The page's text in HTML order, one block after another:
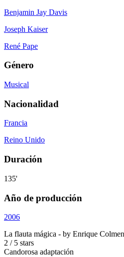
Benjamin Jay Davis
Joseph Kaiser
René Pape
Género
Musical
Nacionalidad
Francia
Reino Unido
Duración
135'
Año de producción
2006
La flauta mágica - by Enrique
2 / 5 stars
Candorosa adaptación